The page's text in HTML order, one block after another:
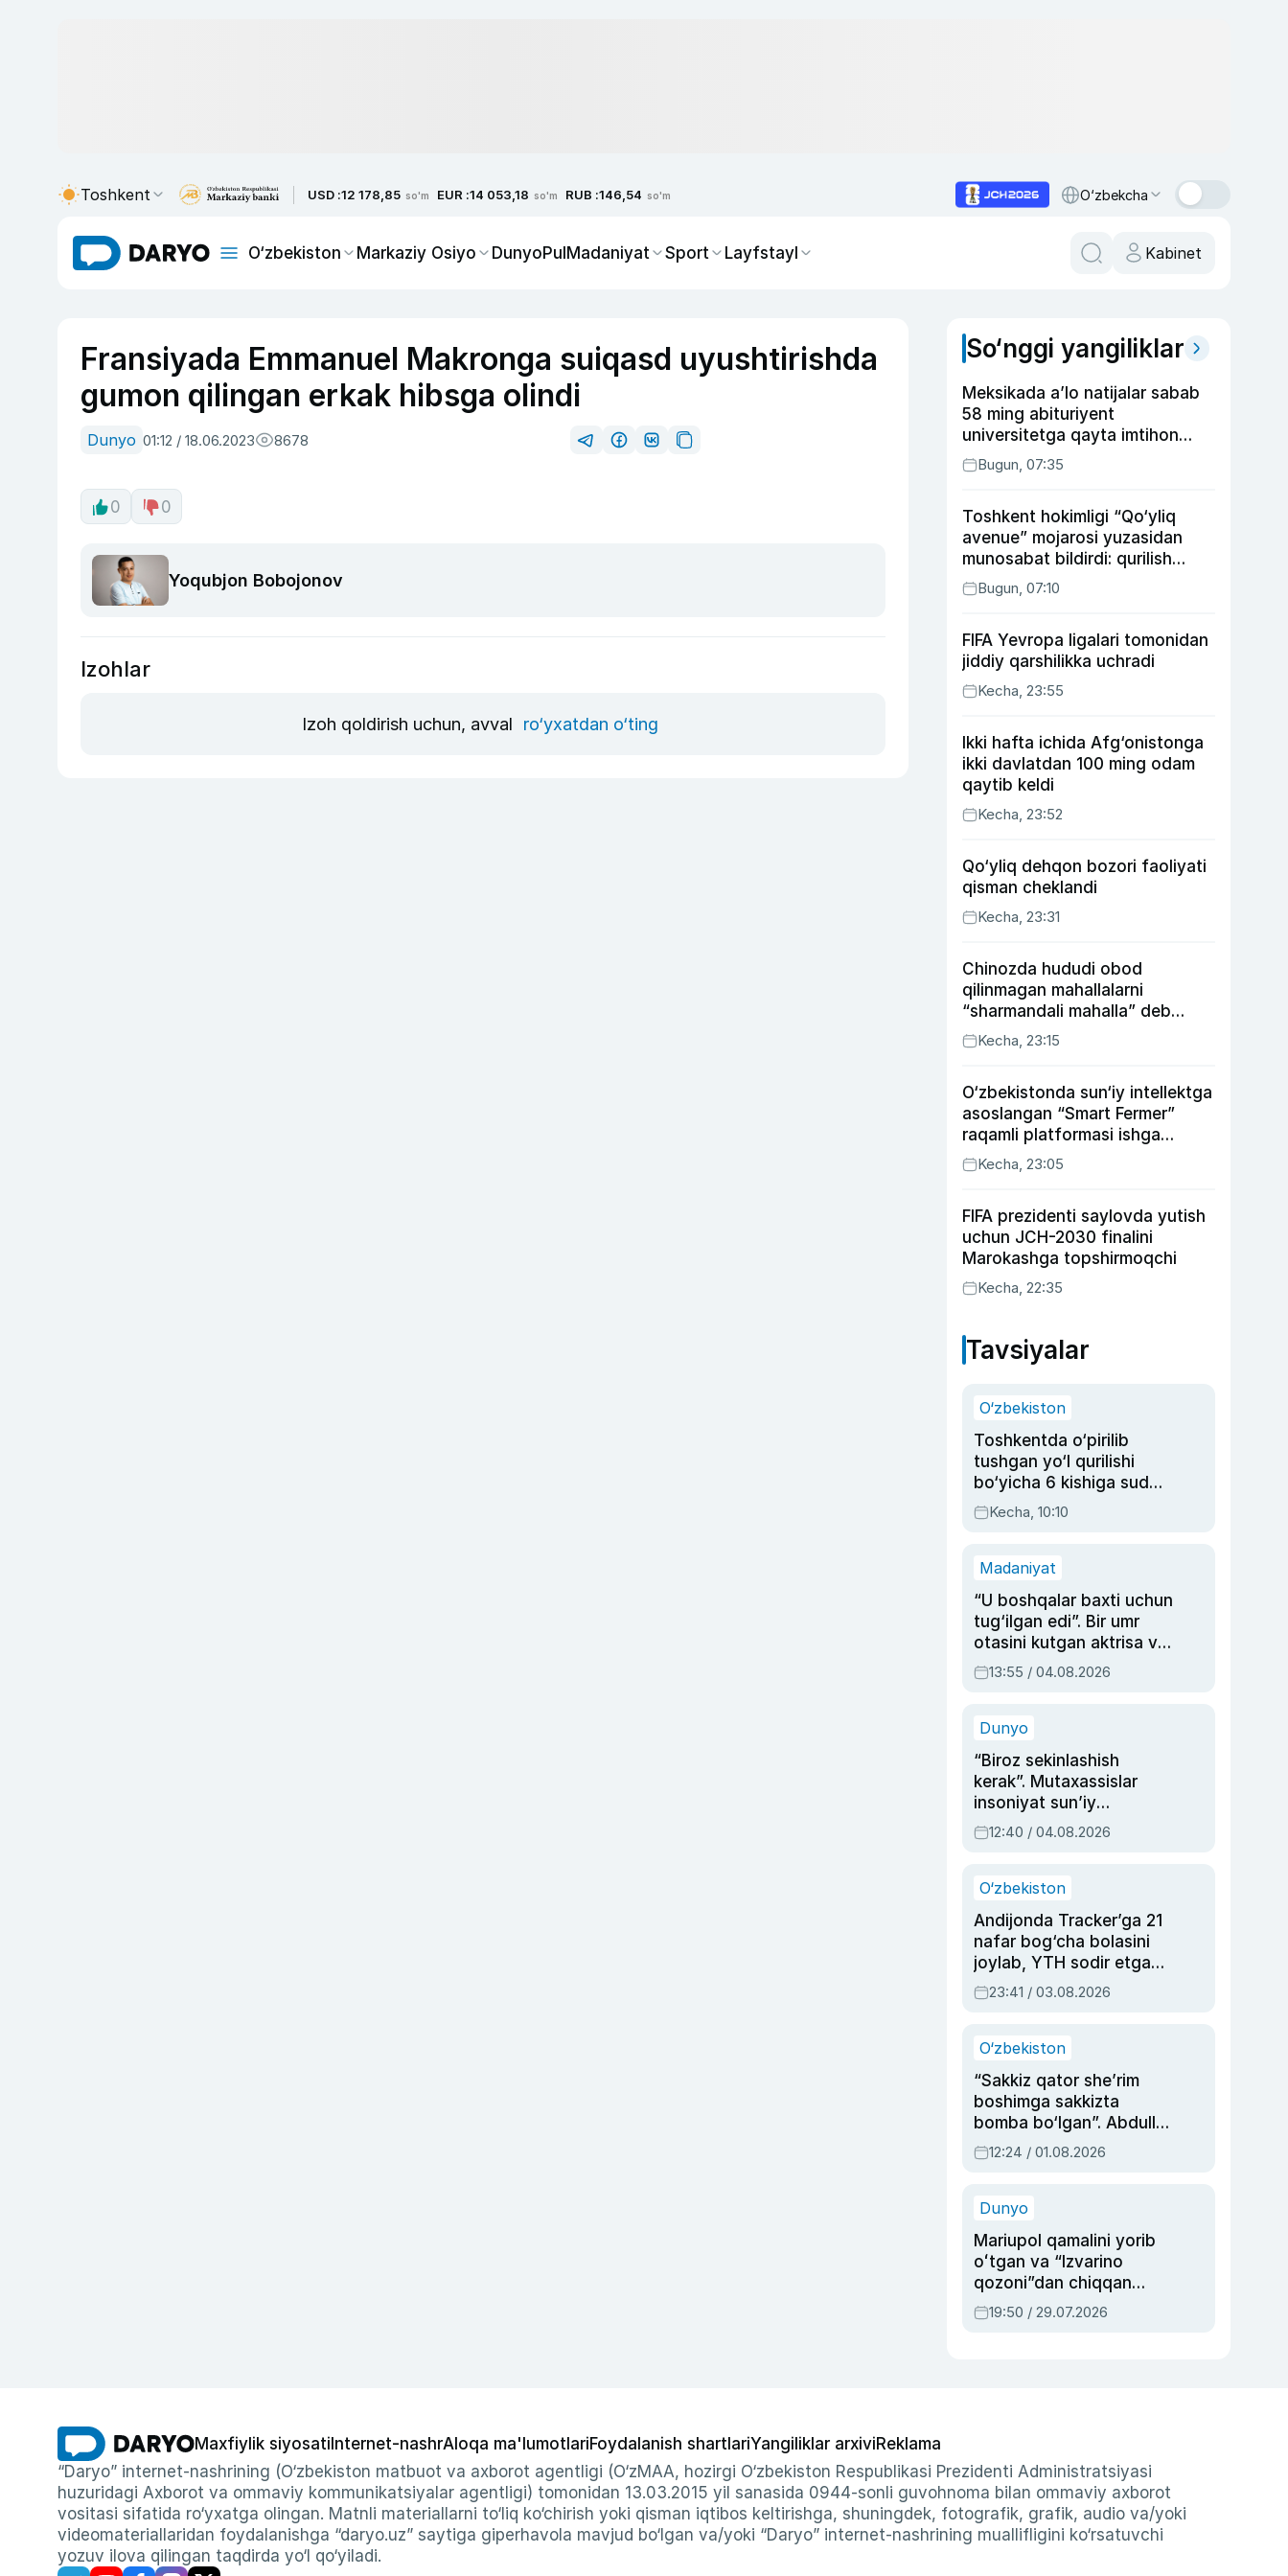
Toshkent USD :12 178,85 so'm EUR :14 053,18 so'm RUB :146,54 so'm O‘zbekcha
O‘zbekiston Markaziy Osiyo DunyoPulMadaniyat Sport Layfstayl Kabinet
Fransiyada Emmanuel Makronga suiqasd uyushtirishda
gumon qilingan erkak hibsga olindi
Dunyo 01:12 / 18.06.2023 8678
0 0
Yoqubjon Bobojonov
Izohlar
Izoh qoldirish uchun, avval ro‘yxatdan o‘ting
So‘nggi yangiliklar
Meksikada a’lo natijalar sabab
58 ming abituriyent
universitetga qayta imtihon
topshiradi
Bugun, 07:35
Toshkent hokimligi “Qo‘yliq
avenue” mojarosi yuzasidan
munosabat bildirdi: qurilish
ishlarining 53 foizi yakunlangan
Bugun, 07:10
FIFA Yevropa ligalari tomonidan
jiddiy qarshilikka uchradi
Kecha, 23:55
Ikki hafta ichida Afg‘onistonga
ikki davlatdan 100 ming odam
qaytib keldi
Kecha, 23:52
Qo‘yliq dehqon bozori faoliyati
qisman cheklandi
Kecha, 23:31
Chinozda hududi obod
qilinmagan mahallalarni
“sharmandali mahalla” deb
belgilash boshlandi
Kecha, 23:15
O‘zbekistonda sun‘iy intellektga
asoslangan “Smart Fermer”
raqamli platformasi ishga
tushiriladi
Kecha, 23:05
FIFA prezidenti saylovda yutish
uchun JCH-2030 finalini
Marokashga topshirmoqchi
Kecha, 22:35
Tavsiyalar
O‘zbekiston
Toshkentda o‘pirilib
tushgan yo‘l qurilishi
bo‘yicha 6 kishiga sud
hukmi o‘qildi
Kecha, 10:10
Madaniyat
“U boshqalar baxti uchun
tug‘ilgan edi”. Bir umr
otasini kutgan aktrisa va
dublyaj ustasi Rimma
Ahmedovaning
13:55 / 04.08.2026
Dunyo
“Biroz sekinlashish
kerak”. Mutaxassislar
insoniyat sun’iy
intellektni boshqara
olmay qolishidan xavotir
12:40 / 04.08.2026
O‘zbekiston
Andijonda Tracker’ga 21
nafar bog‘cha bolasini
joylab, YTH sodir etgan
ayolga sud hukmi o‘qildi
23:41 / 03.08.2026
O‘zbekiston
“Sakkiz qator she’rim
boshimga sakkizta
bomba bo‘lgan”. Abdulla
Oripovni siyosiy
ayblovlardan asrab
12:24 / 01.08.2026
Dunyo
Mariupol qamalini yorib
oʻtgan va “Izvarino
qozoni”dan chiqqan
qahramon — Ukraina
armiyasi bosh
19:50 / 29.07.2026
Maxfiylik siyosati Internet-nashrAloqa ma'lumotlariFoydalanish shartlariYangiliklar arxiviReklama
“Daryo” internet-nashrining (O‘zbekiston matbuot va axborot agentligi (O‘zMAA, hozirgi O‘zbekiston Respublikasi Prezidenti Administratsiyasi
huzuridagi Axborot va ommaviy kommunikatsiyalar agentligi) tomonidan 13.03.2015 yil sanasida 0944-sonli guvohnoma bilan ommaviy axborot
vositasi sifatida ro‘yxatga olingan. Matnli materiallarni to‘liq ko‘chirish yoki qisman iqtibos keltirishga, shuningdek, fotografik, grafik, audio va/yoki
videomateriallaridan foydalanishga “daryo.uz” saytiga giperhavola mavjud bo‘lgan va/yoki “Daryo” internet-nashrining muallifligini ko‘rsatuvchi
yozuv ilova qilingan taqdirda yo‘l qo‘yiladi.